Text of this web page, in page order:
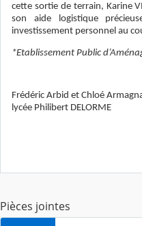
cette sortie de terrain, Karine
son aide logistique
investissement personnel au
*Etablissement Public
Frédéric Arbid et Chloé
lycée Philibert DELORME
Pièces jointes